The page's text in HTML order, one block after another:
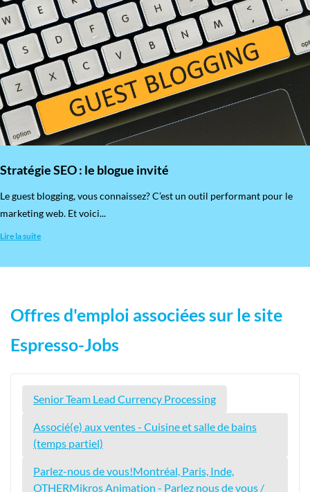
Stratégie SEO : le blogue invité
​Le guest blogging, vous connaissez? C’est un outil performant pour le
marketing web. Et voici...
Lire la suite
Offres d'emploi associées sur le site
Espresso-Jobs
Senior Team Lead Currency Processing
Associé(e) aux ventes - Cuisine et salle de bains
(temps partiel)
Parlez-nous de vous!Montréal, Paris, Inde,
OTHERMikros Animation - Parlez nous de vous /